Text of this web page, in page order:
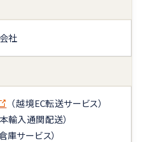
社
（越境EC転送サービス）
本輸入通関配送）
庫サービス）